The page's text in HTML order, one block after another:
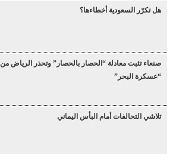
هل تكرّر السعودية أخطاءها؟
صنعاء تثبت معادلة “الحصار بالحصار” وتحذر الرياض من
“عسكرة البحر”
تلاشي التحالفات أمام البأس اليماني